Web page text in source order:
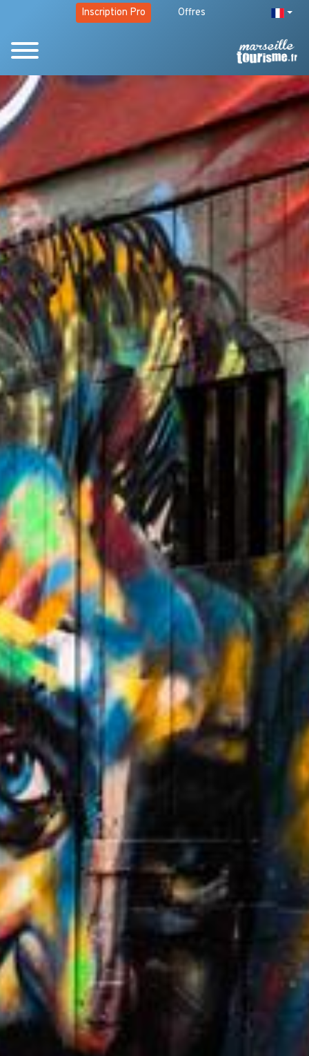
Inscription Pro Offres